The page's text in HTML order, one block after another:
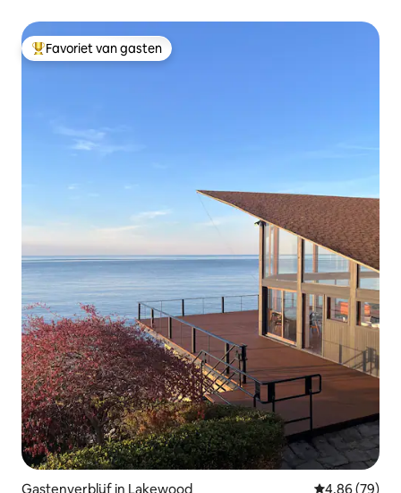
Topfavoriet van gasten
Favoriet van gasten
Gastenverblijf in Lakewood Gemiddelde
4,86 (79)